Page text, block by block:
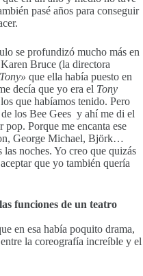
pasé años para conseguir
se profundizó mucho más en
Bruce (la directora
que ella había puesto en
decía que yo era el Tony
que habíamos tenido. Pero
los Bee Gees y ahí me di el
Porque me encanta ese
George Michael, Björk…
noches. Yo creo que quizás
que yo también quería
funciones de un teatro
en esa había poquito drama,
la coreografía increíble y el